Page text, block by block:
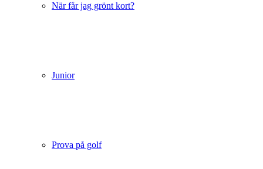
När får jag grönt kort?
Junior
Prova på golf